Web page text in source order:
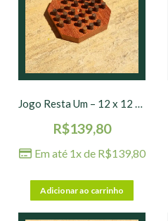
Jogo Resta Um – 12 x 12 cm
R$139,80
Em até 1x de R$139,80
Adicionar ao carrinho